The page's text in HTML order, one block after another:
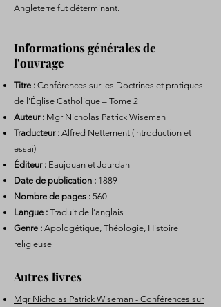
Angleterre fut déterminant.
Informations générales de
l'ouvrage
Titre : Conférences sur les Doctrines et pratiques
de l'Église Catholique – Tome 2
Auteur : Mgr Nicholas Patrick Wiseman
Traducteur : Alfred Nettement (introduction et
essai)
Éditeur : Eaujouan et Jourdan
Date de publication : 1889
Nombre de pages : 560
Langue : Traduit de l’anglais
Genre : Apologétique, Théologie, Histoire
religieuse
Autres livres
Mgr Nicholas Patrick Wiseman - Conférences sur